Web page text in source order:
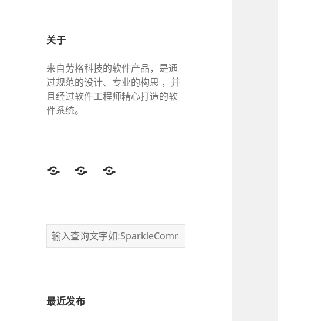
关于
来自劳格科技的软件产品，是通
过规范的设计、专业的构思 ，并
且经过软件工程师精心打造的软
件系统。
TwitterFacebookGoogle
最近发布